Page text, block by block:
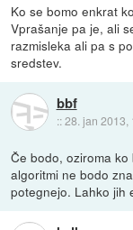
Ko se bomo enkrat
Vprašanje pa je, ali
razmisleka ali pa s
sredstev.
bbf
::28. jan 2013,
Če bodo, oziroma
algoritmi ne bodo
potegnejo. Lahko jih